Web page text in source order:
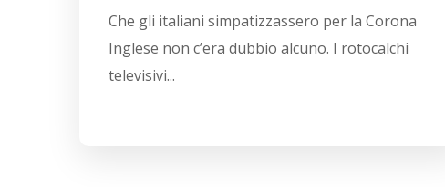
Che gli italiani simpatizzassero per la Corona
Inglese non c’era dubbio alcuno. I rotocalchi
televisivi...